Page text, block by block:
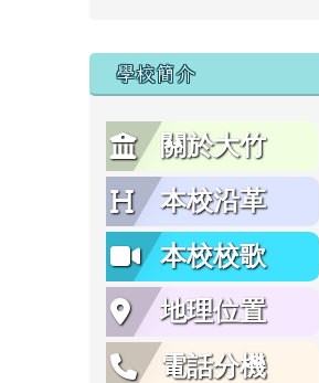
學校簡介
關於大竹
本校沿革
本校校歌
地理位置
電話分機